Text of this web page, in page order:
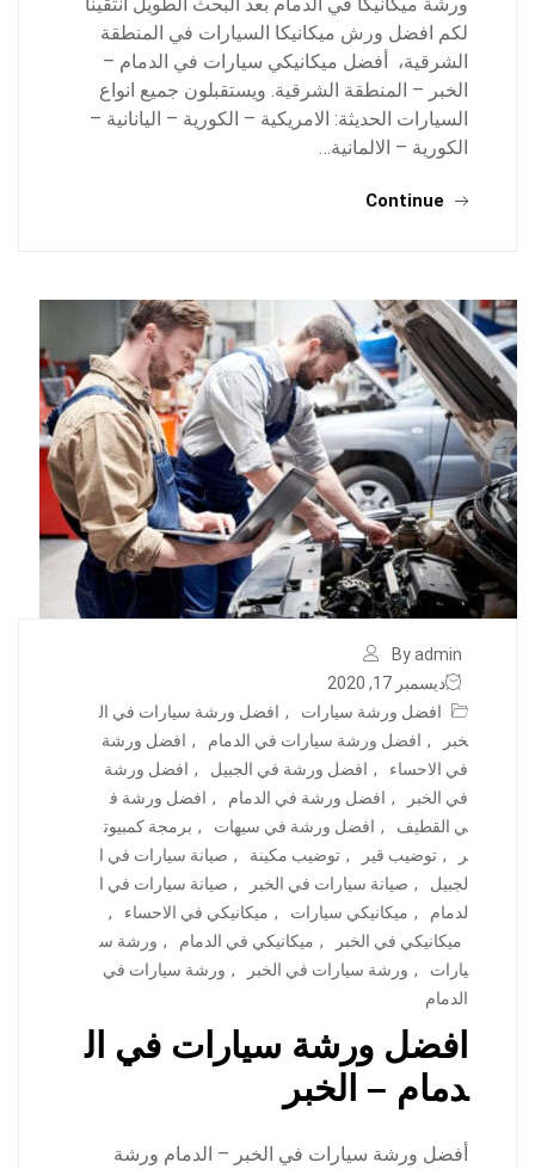
لكم افضل ورش ميكانيكا السيارات في المنطقة
الشرقية، أفضل ميكانيكي سيارات في الدمام –
الخبر – المنطقة الشرقية. ويستقبلون جميع انواع
السيارات الحديثة: الامريكية – الكورية – اليانانية –
الكورية – الالمانية…
Continue
By admin
ديسمبر 17, 2020
افضل ورشة سيارات
, افضل ورشة سيارات في ال
خبر
, افضل ورشة سيارات في الدمام , افضل ورشة
في الاحساء
, افضل ورشة في الجبيل , افضل ورشة
في الخبر
, افضل ورشة في الدمام , افضل ورشة ف
ي القطيف
, افضل ورشة في سيهات , برمجة كمبيوت
ر
, توضيب قير , توضيب مكينة , صيانة سيارات في ا
لجبيل
, صيانة سيارات في الخبر , صيانة سيارات في ا
لدمام
, ميكانيكي سيارات , ميكانيكي في الاحساء
,
ميكانيكي في الخبر
, ميكانيكي في الدمام , ورشة س
يارات
, ورشة سيارات في الخبر , ورشة سيارات في
الدمام
افضل ورشة سيارات في ال
دمام – الخبر
أفضل ورشة سيارات في الخبر – الدمام ورشة